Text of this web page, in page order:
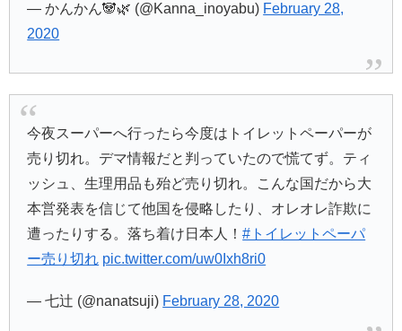
— かんかん🐼🌿 (@Kanna_inoyabu) February 28,
2020
今夜スーパーへ行ったら今度はトイレットペーパーが
売り切れ。デマ情報だと判っていたので慌てず。ティ
ッシュ、生理用品も殆ど売り切れ。こんな国だから大
本営発表を信じて他国を侵略したり、オレオレ詐欺に
遭ったりする。落ち着け日本人！#トイレットペーパ
ー売り切れ pic.twitter.com/uw0Ixh8ri0
— 七辻 (@nanatsuji) February 28, 2020